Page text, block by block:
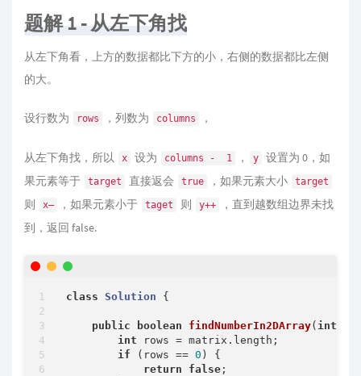
题解 1 - 从左下角找
从左下角看，上方的数据都比下方的小，右侧的数据都比左侧
的大。
设行数为 rows ，列数为 columns ，
从左下角找，所以 x 设为 columns -  1 ， y
设置为 0，如
果元素等于
target 直接返会 true ，如果元素大小 target
则 x— ，如果元素小于 taget 则 y++
，直到越数组边界未找
到，返回 false.
class Solution {
public boolean findNumberIn2DArray( int
int rows = matrix.length;
if (rows == 0 ) {
return
false ;